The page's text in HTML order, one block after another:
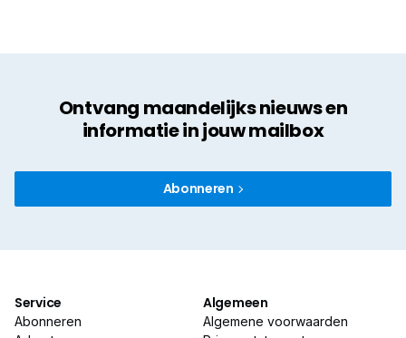
Ontvang maandelijks nieuws en
informatie in jouw mailbox
Abonneren
Service
Abonneren
Algemeen
Algemene voorwaarden